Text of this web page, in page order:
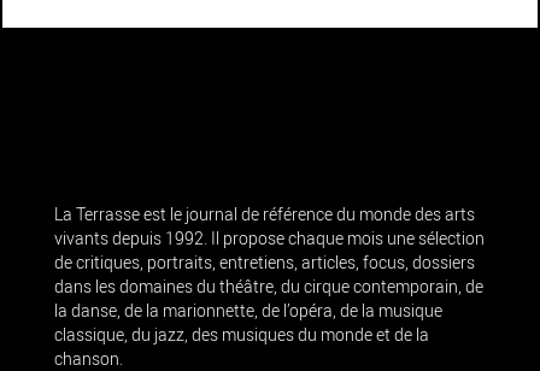
La Terrasse est le journal de référence du monde des arts
vivants depuis 1992. Il propose chaque mois une sélection
de critiques, portraits, entretiens, articles, focus, dossiers
dans les domaines du théâtre, du cirque contemporain, de
la danse, de la marionnette, de l’opéra, de la musique
classique, du jazz, des musiques du monde et de la
chanson.